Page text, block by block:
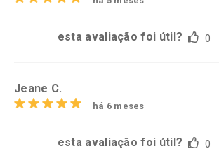
esta avaliação foi útil? 0
Jeane C.
há 6 meses
esta avaliação foi útil? 0